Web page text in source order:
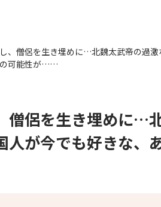
、僧侶を生き埋めに…北魏太武帝の過
の可能性が……
僧侶を生き埋めに…
人が今でも好きな、